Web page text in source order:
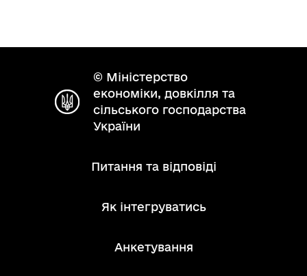
© Міністерство
економіки, довкілля та
сільського господарства
України
Питання та відповіді
Як інтегруватись
Анкетування